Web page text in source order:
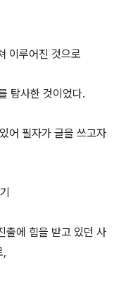
이루어진 것으로
탐사한 것이었다.
어 필자가 글을 쓰고자
출에 힘을 받고 있던 사
,